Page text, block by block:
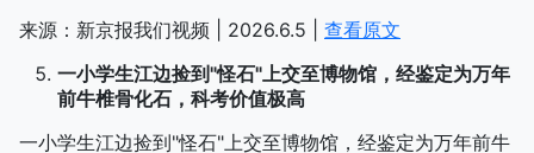
来源：新京报我们视频 | 2026.6.5 | 查看原文
一小学生江边捡到"怪石"上交至博物馆，经鉴定为万年
前牛椎骨化石，科考价值极高
一小学生江边捡到"怪石"上交至博物馆，经鉴定为万年前牛